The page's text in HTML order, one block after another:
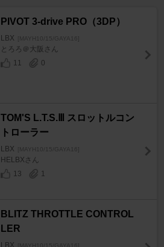
PIVOT 3-drive PRO（3DP）
LBX [MAYH10/15/GAYA16]
とろろ＠大阪さん
11
0
TOM'S L.T.S.Ⅲ スロットルコン
トローラー
LBX [MAYH10/15/GAYA16]
HELBXさん
13
1
BLITZ THROTTLE CONTROL
LER
LBX [MAYH10/15/GAYA16]